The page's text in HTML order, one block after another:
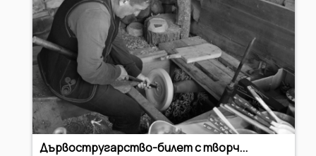
Дървостругарство-билет с творч...